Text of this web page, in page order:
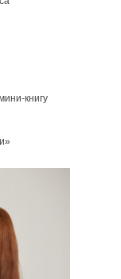
книгу